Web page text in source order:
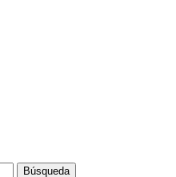
Búsqueda